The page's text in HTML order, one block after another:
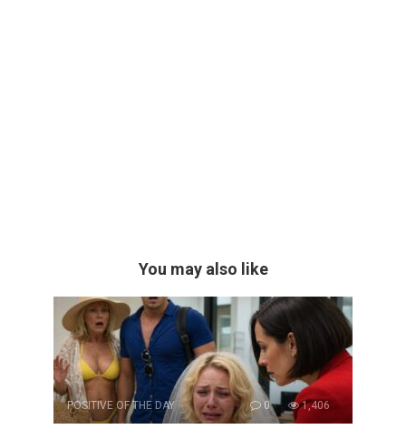
You may also like
POSITIVE OF THE DAY 0 1,406